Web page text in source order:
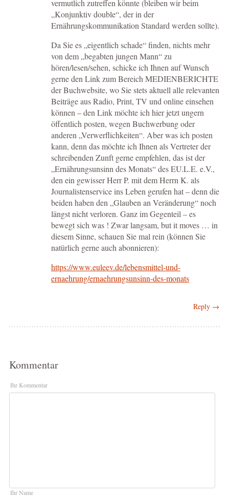
vermutlich zutreffen könnte (bleiben wir beim
„Konjunktiv double“, der in der
Ernährungskommunikation Standard werden sollte).
Da Sie es „eigentlich schade“ finden, nichts mehr
von dem „begabten jungen Mann“ zu
hören/lesen/sehen, schicke ich Ihnen auf Wunsch
gerne den Link zum Bereich MEDIENBERICHTE
der Buchwebsite, wo Sie stets aktuell alle relevanten
Beiträge aus Radio, Print, TV und online einsehen
können – den Link möchte ich hier jetzt ungern
öffentlich posten, wegen Buchwerbung oder
anderen „Verwerflichkeiten“. Aber was ich posten
kann, denn das möchte ich Ihnen als Vertreter der
schreibenden Zunft gerne empfehlen, das ist der
„Ernährungsunsinn des Monats“ des EU.L.E. e.V.,
den ein gewisser Herr P. mit dem Herrn K. als
Journalistenservice ins Leben gerufen hat – denn die
beiden haben den „Glauben an Veränderung“ noch
längst nicht verloren. Ganz im Gegenteil – es
bewegt sich was ! Zwar langsam, but it moves … in
diesem Sinne, schauen Sie mal rein (können Sie
natürlich gerne auch abonnieren):
https://www.euleev.de/lebensmittel-und-
ernaehrung/ernaehrungsunsinn-des-monats
Reply →
Kommentar
Ihr Kommentar
Ihr Name